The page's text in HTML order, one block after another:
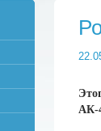
АК-